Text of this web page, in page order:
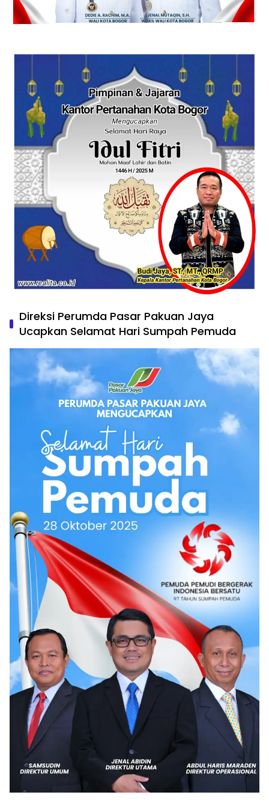
Direksi Perumda Pasar Pakuan Jaya
Ucapkan Selamat Hari Sumpah Pemuda